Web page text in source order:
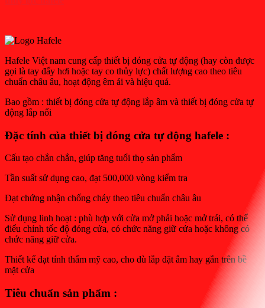
Hafele Việt nam cung cấp thiết bị đóng cửa tự động (hay còn được
gọi là tay đẩy hơi hoặc tay co thủy lực) chất lượng cao theo tiêu
chuẩn châu âu, hoạt động êm ái và hiệu quả.
Bao gồm : thiết bị đóng cửa tự động lắp âm và thiết bị đóng cửa tự
động lắp nổi
Đặc tính của thiết bị đóng cửa tự động hafele :
Cấu tạo chắn chắn, giúp tăng tuổi thọ sản phẩm
Tần suất sử dụng cao, đạt 500,000 vòng kiểm tra
Đạt chứng nhận chống cháy theo tiêu chuẩn châu âu
Sử dụng linh hoạt : phù hợp với cửa mở phải hoặc mở trái, có thể
điểu chỉnh tốc độ đóng cửa, có chức năng giữ cửa hoặc không có
chức năng giữ cửa.
Thiết kế đạt tính thẩm mỹ cao, cho dù lắp đặt âm hay gắn trên bề
mặt cửa
Tiêu chuẩn sản phẩm :